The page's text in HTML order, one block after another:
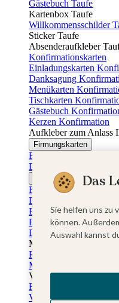
Gästebuch Taufe
Kartenbox Taufe
Willkommensschilder
Sticker Taufe
Absenderaufkleber
Konfirmationskarten
Einladungskarten
Danksagung
Menükarten
Tischkarten
Gästebuch
Kerzen Konfirmation
Aufkleber zum Anlass
Firmungskarten
Einladungskarten
Dankeskarten Firmung
Jugendweihekarten
Einladungskarten
Dankeskarten
Einschulungskarten
Einladungskarten
Danksagung
Muttertag
Fotogeschenke Muttertag
Muttertagskarten
Vatertag
Fotogeschenke Vatertag
Vatertagskarten
Das
Sie helfen uns zu
können.
Auswahl kannst